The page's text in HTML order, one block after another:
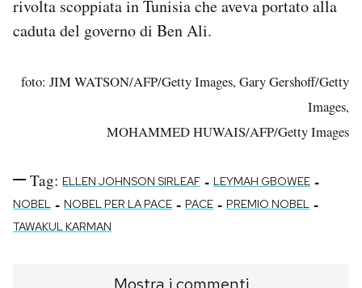
rivolta scoppiata in Tunisia che aveva portato alla
caduta del governo di Ben Ali.
foto: JIM WATSON/AFP/Getty Images, Gary Gershoff/Getty
Images,
MOHAMMED HUWAIS/AFP/Getty Images
Tag: ELLEN JOHNSON SIRLEAF - LEYMAH GBOWEE -
NOBEL - NOBEL PER LA PACE - PACE - PREMIO NOBEL -
TAWAKUL KARMAN
Mostra i commenti